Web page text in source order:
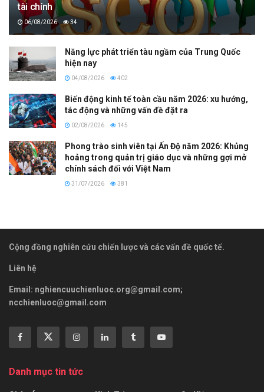
tài chính
06/08/2026 34
Năng lực phát triển tàu ngầm của Trung Quốc
hiện nay
04/08/2026 402
Biến động kinh tế toàn cầu năm 2026: xu hướng,
tác động và những vấn đề đặt ra
02/08/2026 145
Phong trào sinh viên tại Ấn Độ năm 2026: Khủng
hoảng trong quản trị giáo dục và những gợi mở
chính sách đối với Việt Nam
31/07/2026 381
Cộng đồng nghiên cứu chiến lược và các vấn đề quốc tế.
Liên hệ
Email: nghiencuuchienluoc.org@gmail.com;
ncchienluoc@gmail.com
Danh mục tin tức